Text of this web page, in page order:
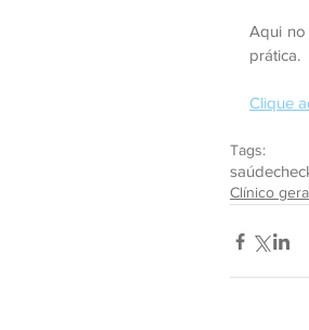
Aqui no
prática.
Clique
Tags:
saúde
Clínico